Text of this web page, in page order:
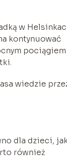
w
kontynuować
pociągiem
wiedzie
dla dzieci,
również